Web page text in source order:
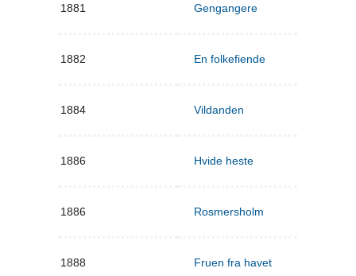
1881 Gengangere
1882 En folkefiende
1884 Vildanden
1886 Hvide heste
1886 Rosmersholm
1888 Fruen fra havet